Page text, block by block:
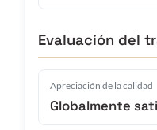
Evaluación del
Apreciación de la calidad
Globalmente